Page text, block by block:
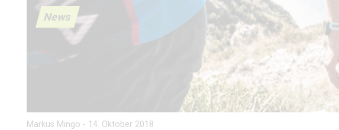
News
Markus Mingo - 14. Oktober 2018